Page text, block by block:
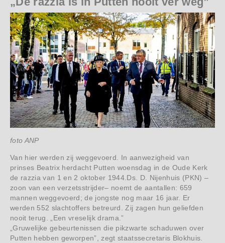
foto ANP
Van hier werden zij weggevoerd. In aanwezigheid van
prinses Beatrix herdacht Putten woensdag in de Oude Kerk
de razzia van 1 en 2 oktober 1944.Ds. D. Nijenhuis (PKN) –
zoon van een verzetsstrijder– noemt de aantallen: 659
mannen weggevoerd; de jongste nog maar 16 jaar. Er
werden 552 slachtoffers betreurd. Zij zagen hun geliefden
nooit terug. „Een vreselijk drama.”
„Gruwelijke gebeurtenissen die pikzwarte schaduwen over
Putten hebben geworpen”, zegt staatssecretaris Blokhuis.